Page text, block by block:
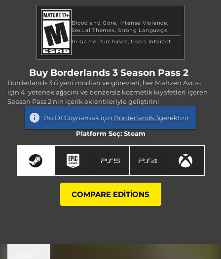
Blood and Gore Intense Violence
Sexual Themes Strong Language
In-Game Purchases
Users Interact
Buy Borderlands 3 Season Pass 2
Borderlands 3'ü yeni modları ve görevleri, her Mahzen Avcısı
için 4. yetenek ağacını ve benzersiz kozmetik kıyafetleri içeren
Season Pass 2'nin içerik eklentileriyle geliştirin!
Bu DLCoynamak için Borderlands 3gerektirir
Platform Seç: Steam
COMPARE EDITIONS